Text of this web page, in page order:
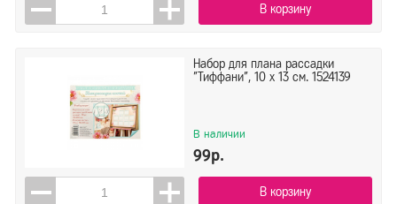
В корзину
Набор для плана рассадки
"Тиффани", 10 х 13 см. 1524139
В наличии
99р.
В корзину